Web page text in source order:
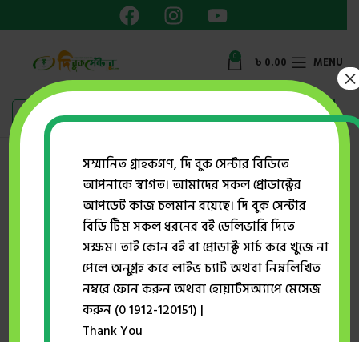
0 ৳ 0.00 MENU
Showing the single result
Show sidebar
সম্মানিত গ্রাহকগণ, দি বুক সেন্টার বিডিতে
আপনাকে স্বাগত। আমাদের সকল প্রোডাক্টের
আপডেট কাজ চলমান রয়েছে। দি বুক সেন্টার
বিডি টিম সকল ধরনের বই ডেলিভারি দিতে
সক্ষম। তাই কোন বই বা প্রোডাক্ট সার্চ করে খুজে না
পেলে অনুগ্রহ করে লাইভ চ্যাট অথবা নিম্নলিখিত
নম্বরে ফোন করুন অথবা হোয়াটসঅ্যাপে মেসেজ
করুন (0 1912-120151) |
Thank You
×